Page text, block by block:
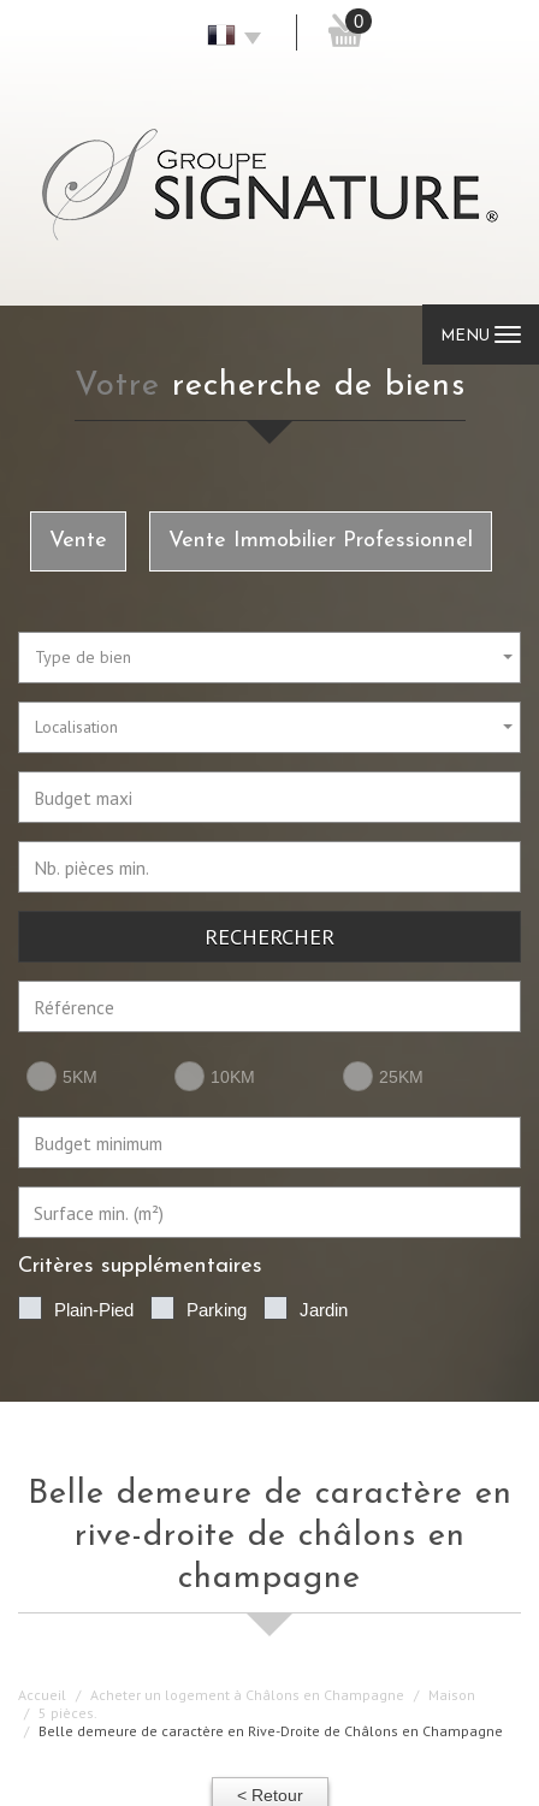
0
MENU
votre recherche de biens
Vente Vente Immobilier Professionnel
Type de bien
Localisation
RECHERCHER
5KM 10KM 25KM
Critères supplémentaires
Plain-Pied Parking Jardin
belle demeure de caractère en
rive-droite de châlons en
champagne
Accueil Acheter un logement à Châlons en Champagne
Maison
5 pièces.
Belle demeure de caractère en Rive-Droite de Châlons en Champagne
< Retour